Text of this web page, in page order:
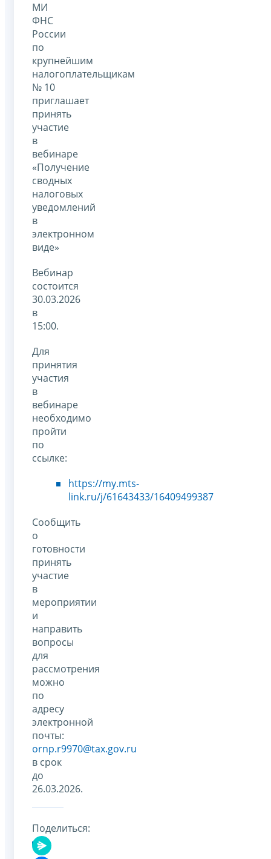
МИ
ФНС
России
по
крупнейшим
налогоплательщикам
№ 10
приглашает
принять
участие
в
вебинаре
«Получение
сводных
налоговых
уведомлений
в
электронном
виде»
Вебинар
состоится
30.03.2026
в
15:00.
Для
принятия
участия
в
вебинаре
необходимо
пройти
по
ссылке:
https://my.mts-
link.ru/j/61643433/16409499387
Сообщить
о
готовности
принять
участие
в
мероприятии
и
направить
вопросы
для
рассмотрения
можно
по
адресу
электронной
почты:
ornp.r9970@tax.gov.ru
в срок
до
26.03.2026.
Поделиться: